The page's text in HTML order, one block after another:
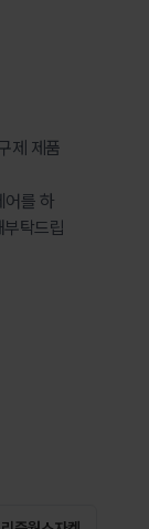
제 제품
어를 하
탁드립